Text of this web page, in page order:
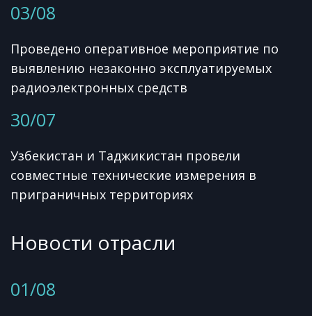
03/08
Проведено оперативное мероприятие по
выявлению незаконно эксплуатируемых
радиоэлектронных средств
30/07
Узбекистан и Таджикистан провели
совместные технические измерения в
приграничных территориях
Новости отрасли
01/08